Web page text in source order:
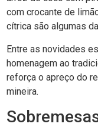
com crocante de
cítrica são algumas
Entre as novidades
homenagem ao
reforça o apreço do
mineira.